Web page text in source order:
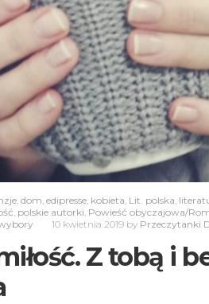
dom edipresse kobieta Lit. polska
polskie autorki Powieść obyczajowa/
10 kwietnia 2019 by Przeczytanki
Z tobą i